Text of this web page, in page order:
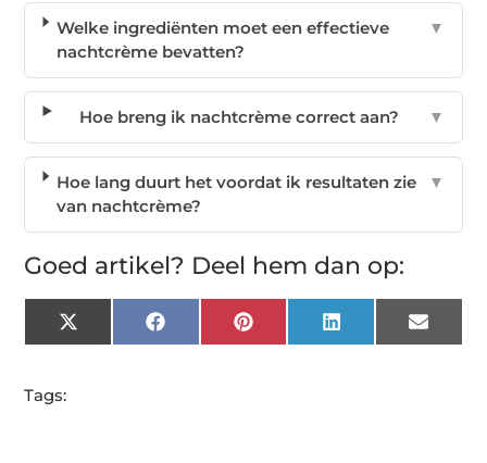
Welke ingrediënten moet een effectieve
nachtcrème bevatten?
▼
Hoe breng ik nachtcrème correct aan? ▼
Hoe lang duurt het voordat ik resultaten zie
van nachtcrème?
▼
Goed artikel? Deel hem dan op:
X
(Twitter)
FacebookPinterest LinkedIn Email
Tags: